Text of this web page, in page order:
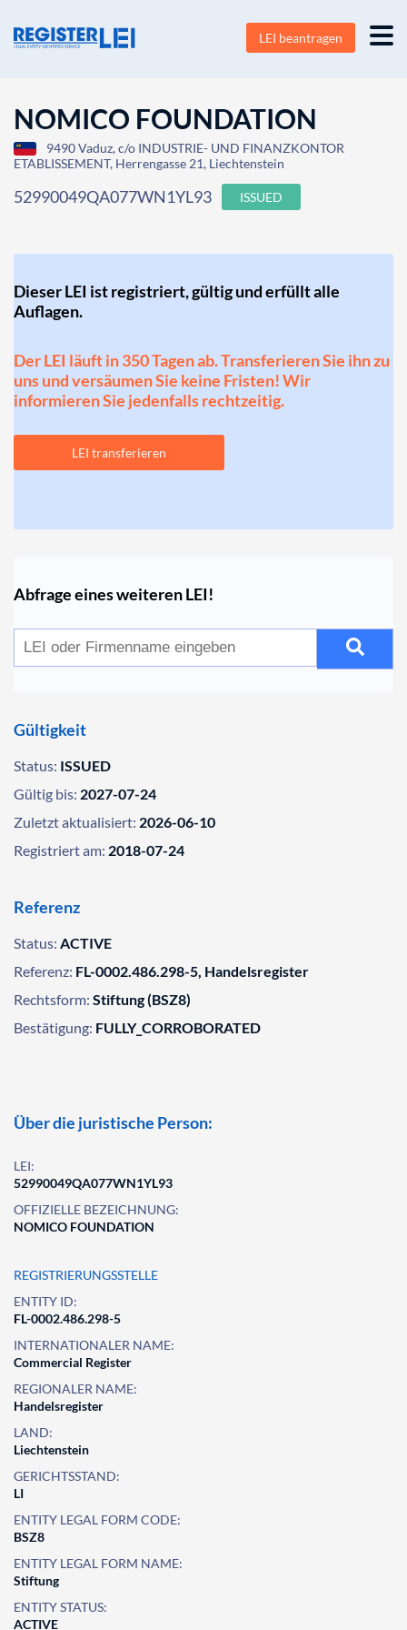
LEI beantragen
NOMICO FOUNDATION
9490 Vaduz, c/o INDUSTRIE- UND FINANZKONTOR
ETABLISSEMENT, Herrengasse 21, Liechtenstein
52990049QA077WN1YL93 ISSUED
Dieser LEI ist registriert, gültig und erfüllt alle
Auflagen.
Der LEI läuft in 350 Tagen ab. Transferieren Sie ihn zu
uns und versäumen Sie keine Fristen! Wir
informieren Sie jedenfalls rechtzeitig.
LEI transferieren
Abfrage eines weiteren LEI!
Gültigkeit
Status: ISSUED
Gültig bis: 2027-07-24
Zuletzt aktualisiert: 2026-06-10
Registriert am: 2018-07-24
Referenz
Status: ACTIVE
Referenz: FL-0002.486.298-5, Handelsregister
Rechtsform: Stiftung (BSZ8)
Bestätigung: FULLY_CORROBORATED
Über die juristische Person:
LEI:
52990049QA077WN1YL93
OFFIZIELLE BEZEICHNUNG:
NOMICO FOUNDATION
REGISTRIERUNGSSTELLE
ENTITY ID:
FL-0002.486.298-5
INTERNATIONALER NAME:
Commercial Register
REGIONALER NAME:
Handelsregister
LAND:
Liechtenstein
GERICHTSSTAND:
LI
ENTITY LEGAL FORM CODE:
BSZ8
ENTITY LEGAL FORM NAME:
Stiftung
ENTITY STATUS:
ACTIVE